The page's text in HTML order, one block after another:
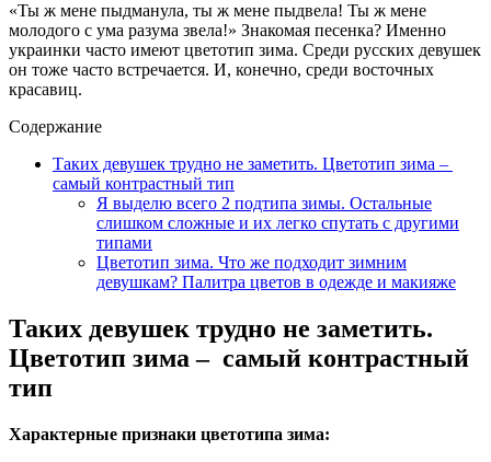
«Ты ж мене пыдманула, ты ж мене пыдвела! Ты ж мене
молодого с ума разума звела!» Знакомая песенка? Именно
украинки часто имеют цветотип зима. Среди русских девушек
он тоже часто встречается. И, конечно, среди восточных
красавиц.
Содержание
Таких девушек трудно не заметить. Цветотип зима –
самый контрастный тип
Я выделю всего 2 подтипа зимы. Остальные
слишком сложные и их легко спутать с другими
типами
Цветотип зима. Что же подходит зимним
девушкам? Палитра цветов в одежде и макияже
Таких девушек трудно не заметить.
Цветотип зима – самый контрастный
тип
Характерные признаки цветотипа зима: